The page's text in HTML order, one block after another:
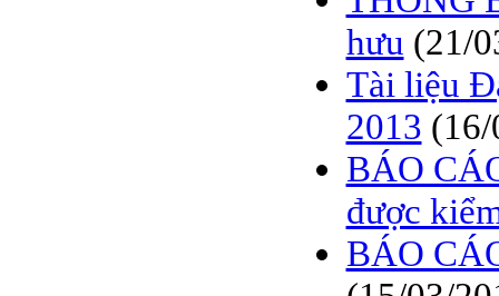
hưu (21/
Tài liệu
2013
BÁO
được
BÁO